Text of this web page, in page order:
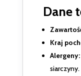
Dane
Kraj
Alergeny:
siarczyny.